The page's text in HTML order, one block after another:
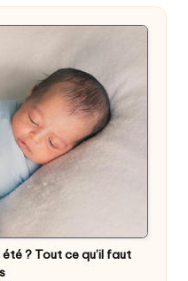
? Tout ce qu’il faut